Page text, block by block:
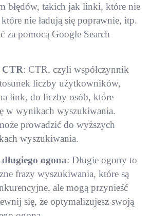
błędów, takich jak linki, które nie
nie ładują się poprawnie, itp.
za pomocą Google Search
CTR: CTR, czyli współczynnik
liczby użytkowników,
link, do liczby osób, które
w wynikach wyszukiwania.
prowadzić do wyższych
wyszukiwania.
ogona: Długie ogony to
frazy wyszukiwania, które są
ale mogą przynieść
się, że optymalizujesz swoją